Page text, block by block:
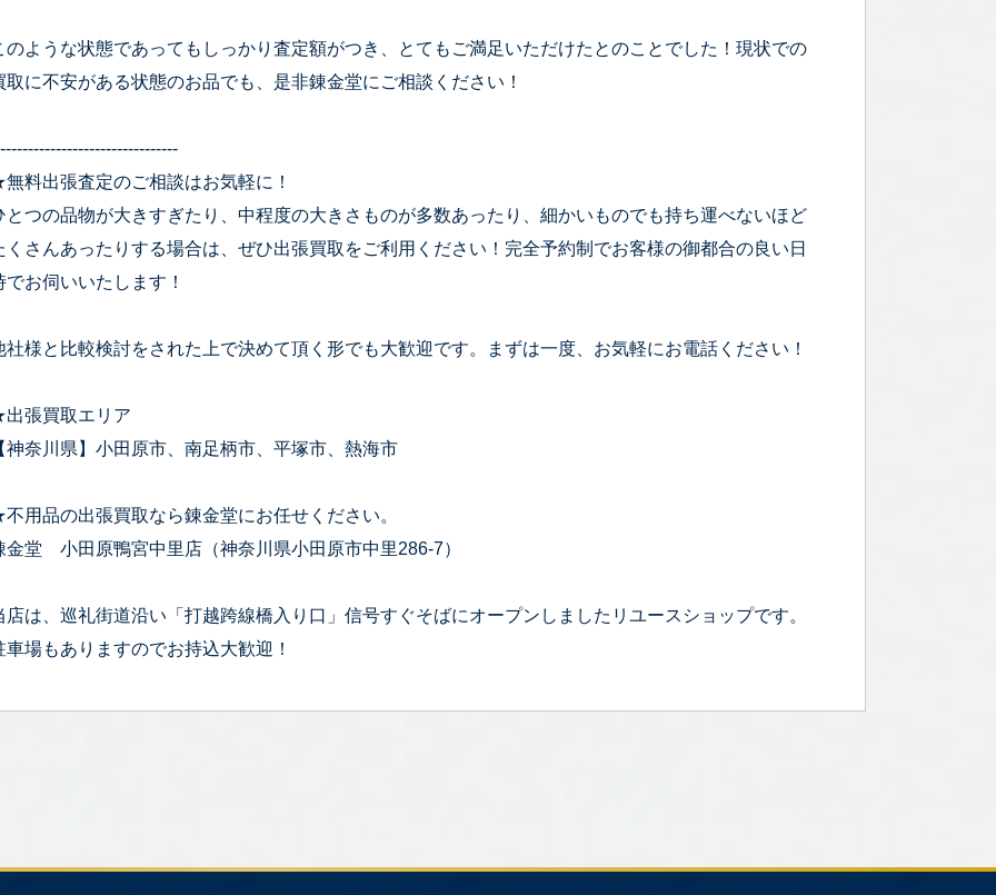
のような状態であってもしっかり査定額がつき、とてもご満足いただけたとのことでした！現状での
取に不安がある状態のお品でも、是非錬金堂にご相談ください！
料出張査定のご相談はお気軽に！
とつの品物が大きすぎたり、中程度の大きさものが多数あったり、細かいものでも持ち運べないほど
くさんあったりする場合は、ぜひ出張買取をご利用ください！完全予約制でお客様の御都合の良い日
でお伺いいたします！
社様と比較検討をされた上で決めて頂く形でも大歓迎です。まずは一度、お気軽にお電話ください！
張買取エリア
神奈川県】小田原市、南足柄市、平塚市、熱海市
用品の出張買取なら錬金堂にお任せください。
金堂 小田原鴨宮中里店（神奈川県小田原市中里286-7）
店は、巡礼街道沿い「打越跨線橋入り口」信号すぐそばにオープンしましたリユースショップです。
車場もありますのでお持込大歓迎！